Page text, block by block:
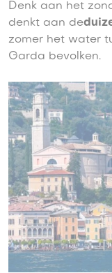
Denk aan het
denkt aan de
zomer het water
Garda bevolken.